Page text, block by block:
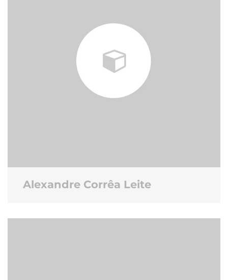
Alexandre Corrêa Leite